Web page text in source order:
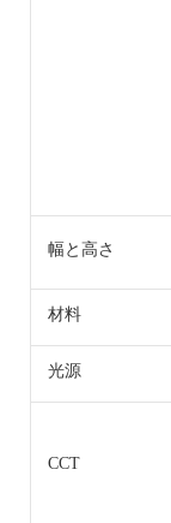
幅と高さ
材料
光源
CCT